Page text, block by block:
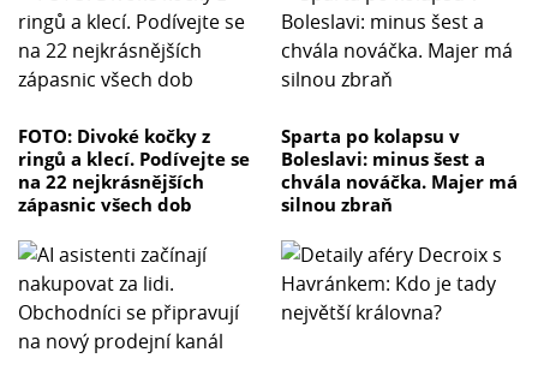
FOTO: Divoké kočky z
ringů a klecí. Podívejte se
na 22 nejkrásnějších
zápasnic všech dob
Sparta po kolapsu v
Boleslavi: minus šest a
chvála nováčka. Majer má
silnou zbraň